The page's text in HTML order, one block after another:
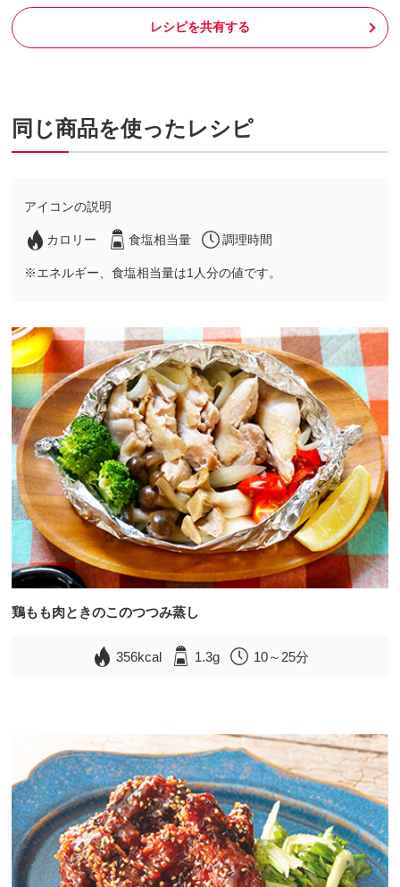
レシピを共有する
同じ商品を使ったレシピ
アイコンの説明
カロリー 食塩相当量 調理時間
※エネルギー、食塩相当量は1人分の値です。
鶏もも肉ときのこのつつみ蒸し
356kcal 1.3g 10～25分